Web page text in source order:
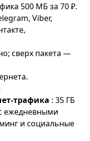
500 МБ за 70 ₽.
Viber,
сверх пакета —
трафика : 35 ГБ
ежедневными
и социальные